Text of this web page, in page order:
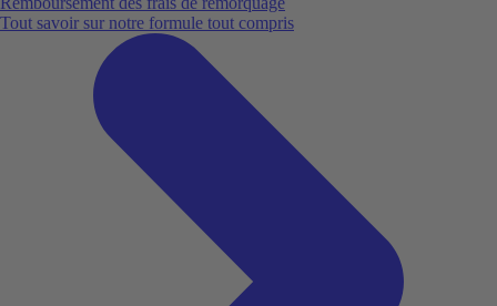
Tout savoir sur notre formule tout compris